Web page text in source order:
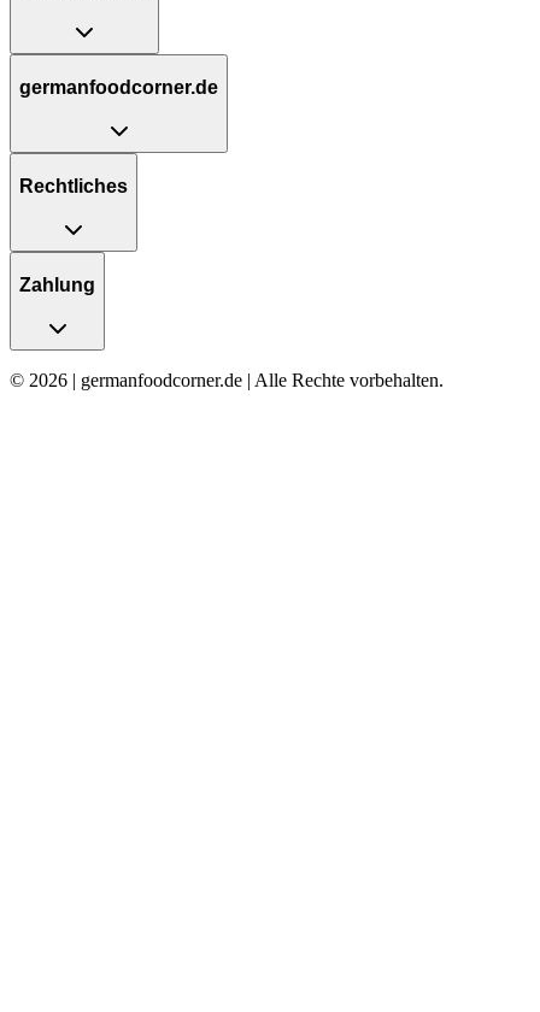
germanfoodcorner.de
Rechtliches
Zahlung
© 2026 | germanfoodcorner.de | Alle Rechte vorbehalten.